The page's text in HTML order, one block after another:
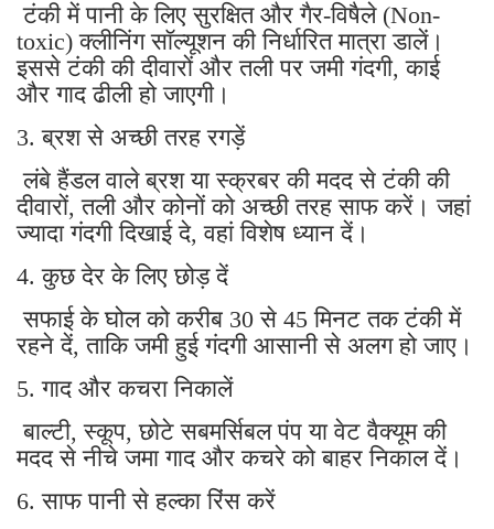
टंकी में पानी के लिए सुरक्षित और गैर-विषैले (Non-
toxic) क्लीनिंग सॉल्यूशन की निर्धारित मात्रा डालें।
इससे टंकी की दीवारों और तली पर जमी गंदगी, काई
और गाद ढीली हो जाएगी।
3. ब्रश से अच्छी तरह रगड़ें
लंबे हैंडल वाले ब्रश या स्क्रबर की मदद से टंकी की
दीवारों, तली और कोनों को अच्छी तरह साफ करें। जहां
ज्यादा गंदगी दिखाई दे, वहां विशेष ध्यान दें।
4. कुछ देर के लिए छोड़ दें
सफाई के घोल को करीब 30 से 45 मिनट तक टंकी में
रहने दें, ताकि जमी हुई गंदगी आसानी से अलग हो जाए।
5. गाद और कचरा निकालें
बाल्टी, स्कूप, छोटे सबमर्सिबल पंप या वेट वैक्यूम की
मदद से नीचे जमा गाद और कचरे को बाहर निकाल दें।
6. साफ पानी से हल्का रिंस करें